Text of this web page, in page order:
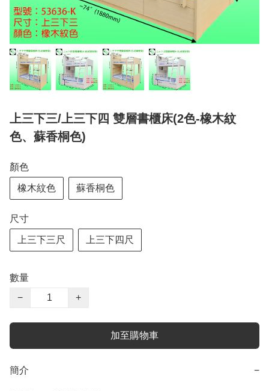
上三下三/上三下四 雙層書櫃床(2色-橡木紋
色、蘇香桐色)
顏色
橡木紋色 蘇香桐色
尺寸
上三下三尺 上三下四尺
數量
−
+
加至購物車
簡介 −